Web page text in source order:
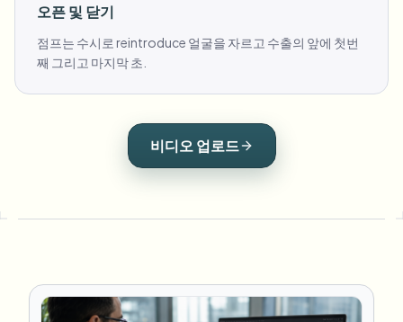
오픈 및 닫기
점프는 수시로 reintroduce 얼굴을 자르고 수출의 앞에 첫번
째 그리고 마지막 초.
비디오 업로드